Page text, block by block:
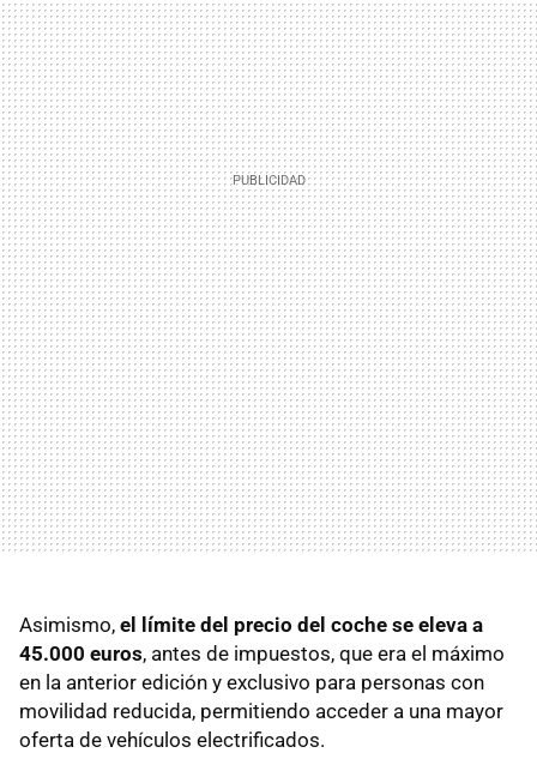
Asimismo, el límite del precio del coche se eleva a
45.000 euros, antes de impuestos, que era el máximo
en la anterior edición y exclusivo para personas con
movilidad reducida, permitiendo acceder a una mayor
oferta de vehículos electrificados.